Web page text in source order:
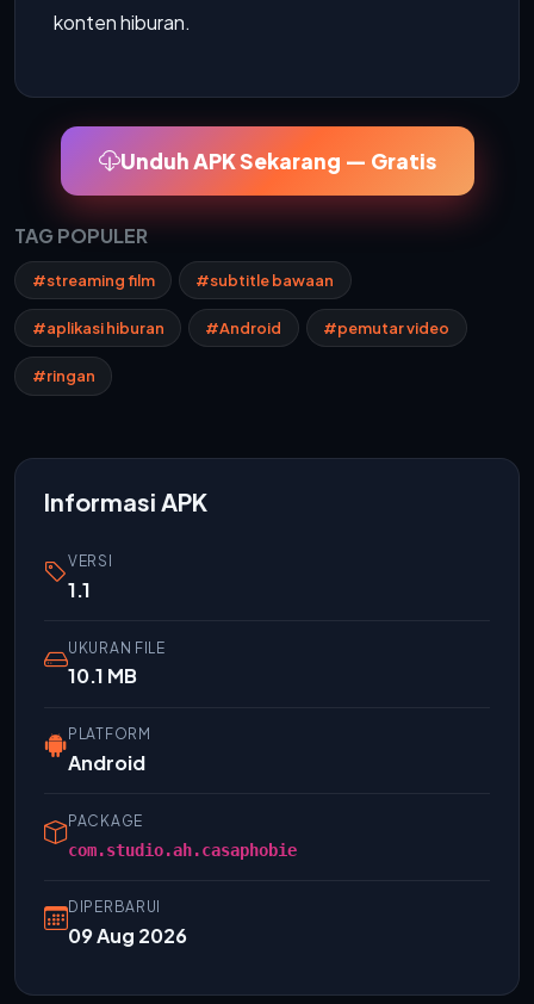
konten hiburan.
Unduh APK Sekarang — Gratis
TAG POPULER
#streaming film #subtitle bawaan
#aplikasi hiburan #Android #pemutar video
#ringan
Informasi APK
VERSI
1.1
UKURAN FILE
10.1 MB
PLATFORM
Android
PACKAGE
com.studio.ah.casaphobie
DIPERBARUI
09 Aug 2026